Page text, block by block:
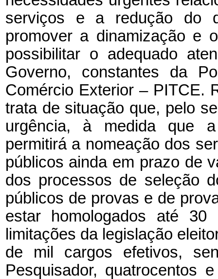
serviços e a redução do
promover a dinamização e
possibilitar o adequado
Governo, constantes da
Comércio Exterior – PITCE.
trata de situação que, pelo
urgência, à medida que
permitirá a nomeação dos
públicos ainda em prazo de
dos processos de seleção
públicos de provas e de
estar homologados até
limitações da legislação
de mil cargos efetivos,
Pesquisador, quatrocentos